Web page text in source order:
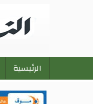
Mainالرئيسية